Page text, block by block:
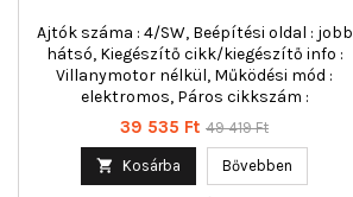
Ajtók száma : 4/SW, Beépítési oldal : jobb
hátsó, Kiegészítő cikk/kiegészítő info :
Villanymotor nélkül, Működési mód :
elektromos, Páros cikkszám :
350103763000
Ár
39 535 Ft Normál
49 419 Ft
 Kosárba Bővebben